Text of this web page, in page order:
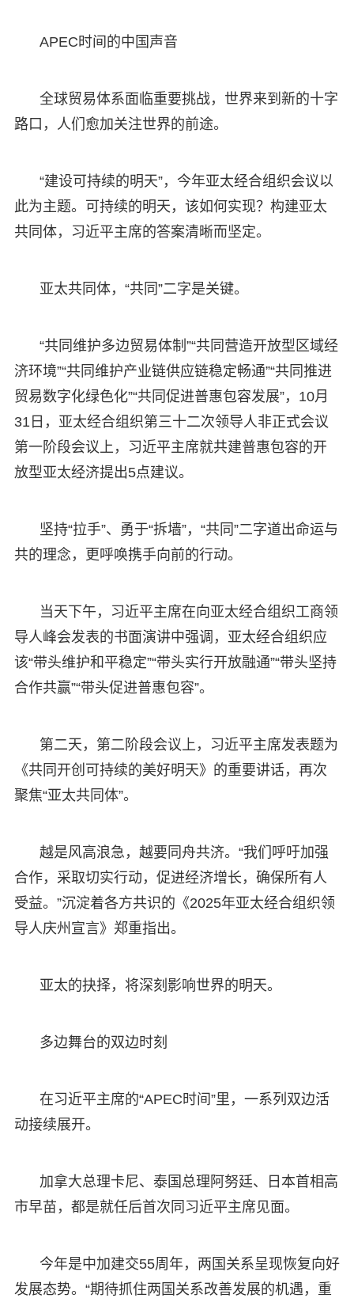
APEC时间的中国声音
全球贸易体系面临重要挑战，世界来到新的十字
路口，人们愈加关注世界的前途。
“建设可持续的明天”，今年亚太经合组织会议以
此为主题。可持续的明天，该如何实现？构建亚太
共同体，习近平主席的答案清晰而坚定。
亚太共同体，“共同”二字是关键。
“共同维护多边贸易体制”“共同营造开放型区域经
济环境”“共同维护产业链供应链稳定畅通”“共同推进
贸易数字化绿色化”“共同促进普惠包容发展”，10月
31日，亚太经合组织第三十二次领导人非正式会议
第一阶段会议上，习近平主席就共建普惠包容的开
放型亚太经济提出5点建议。
坚持“拉手”、勇于“拆墙”，“共同”二字道出命运与
共的理念，更呼唤携手向前的行动。
当天下午，习近平主席在向亚太经合组织工商领
导人峰会发表的书面演讲中强调，亚太经合组织应
该“带头维护和平稳定”“带头实行开放融通”“带头坚持
合作共赢”“带头促进普惠包容”。
第二天，第二阶段会议上，习近平主席发表题为
《共同开创可持续的美好明天》的重要讲话，再次
聚焦“亚太共同体”。
越是风高浪急，越要同舟共济。“我们呼吁加强
合作，采取切实行动，促进经济增长，确保所有人
受益。”沉淀着各方共识的《2025年亚太经合组织领
导人庆州宣言》郑重指出。
亚太的抉择，将深刻影响世界的明天。
多边舞台的双边时刻
在习近平主席的“APEC时间”里，一系列双边活
动接续展开。
加拿大总理卡尼、泰国总理阿努廷、日本首相高
市早苗，都是就任后首次同习近平主席见面。
今年是中加建交55周年，两国关系呈现恢复向好
发展态势。“期待抓住两国关系改善发展的机遇，重